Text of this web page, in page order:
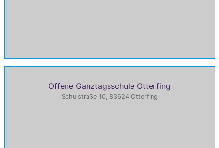
Offene Ganztagsschule Otterfing
Schulstraße 10, 83624 Otterfing